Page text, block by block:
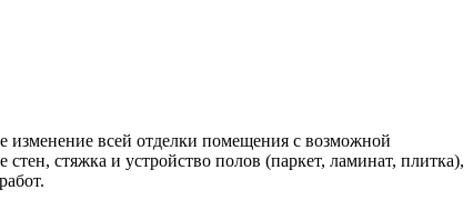
изменение всей отделки помещения с возможной
стяжка и устройство полов (паркет, ламинат, плитка),